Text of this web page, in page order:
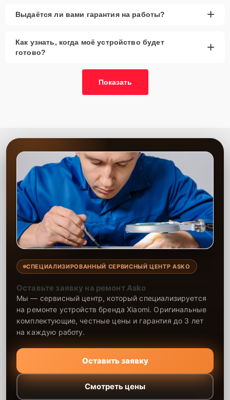
Выдаётся ли вами гарантия на работы? +
Как узнать, когда моё устройство будет
готово?
+
Показать
СПЕЦИАЛИЗИРОВАННЫЙ СЕРВИСНЫЙ ЦЕНТР ASKO
Оставьте заявку на ремонт Asko
Мы — сервисный центр, который специализируется
на ремонте устройств бренда Xiaomi. Оригинальные
комплектующие, честные цены и гарантия до 3 лет
на каждую работу.
Оставить заявку
Смотреть цены